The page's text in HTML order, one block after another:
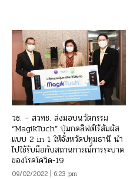
วช. – สวทช. ส่งมอบนวัตกรรม
“MagikTuch” ปุ่มกดลิฟต์ไร้สัมผัส
แบบ 2 in 1 ให้จังหวัดปทุมธานี นำ
ไปใช้รับมือกับสถานการณ์การระบาด
ของโรคโควิด-19
09/02/2022 | 6:23 pm